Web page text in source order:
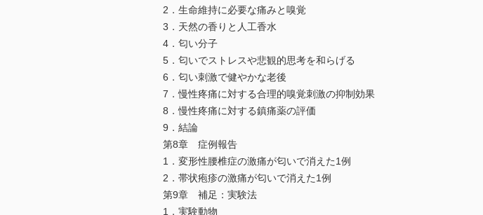
2．生命維持に必要な痛みと嗅覚
3．天然の香りと人工香水
4．匂い分子
5．匂いでストレスや悲観的思考を和らげる
6．匂い刺激で健やかな老後
7．慢性疼痛に対する合理的嗅覚刺激の抑制効果
8．慢性疼痛に対する鎮痛薬の評価
9．結論
第8章 症例報告
1．変形性腰椎症の激痛が匂いで消えた1例
2．帯状疱疹の激痛が匂いで消えた1例
第9章 補足：実験法
1．実験動物